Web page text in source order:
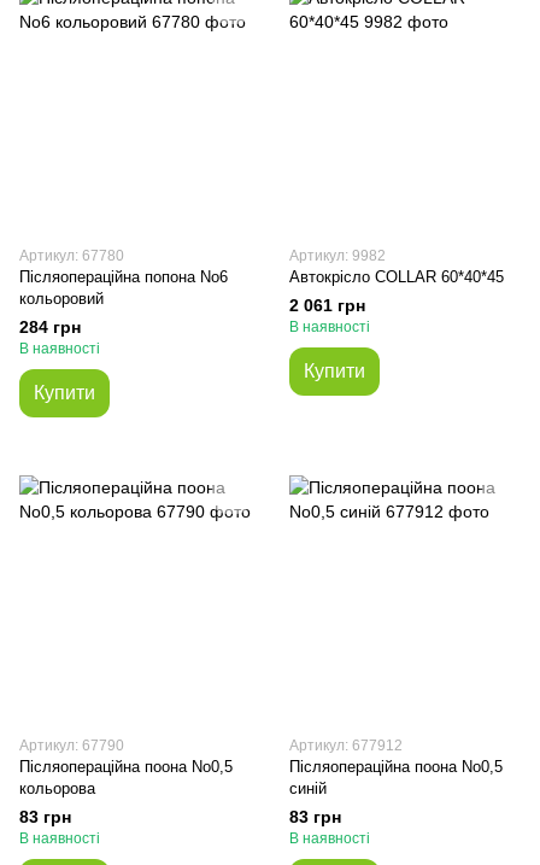
Артикул: 67780
Післяопераційна попона No6
кольоровий
284 грн
В наявності
Купити
Артикул: 9982
Автокрісло COLLAR 60*40*45
2 061 грн
В наявності
Купити
Артикул: 67790
Післяопераційна поона No0,5
кольорова
83 грн
В наявності
Артикул: 677912
Післяопераційна поона No0,5
синій
83 грн
В наявності